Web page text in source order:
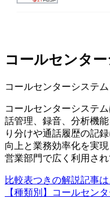
コールセンタ
コールセンターシステム
コールセンターシステ
話管理、録音、分析機
り分けや通話履歴の記
向上と業務効率化を実
営業部門で広く利用され
比較表つきの解説記事
【種類別】コールセン